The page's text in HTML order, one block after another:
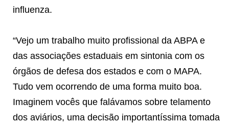
influenza.
“Vejo um trabalho muito profissional da ABPA e
das associações estaduais em sintonia com os
órgãos de defesa dos estados e com o MAPA.
Tudo vem ocorrendo de uma forma muito boa.
Imaginem vocês que falávamos sobre telamento
dos aviários, uma decisão importantíssima tomada